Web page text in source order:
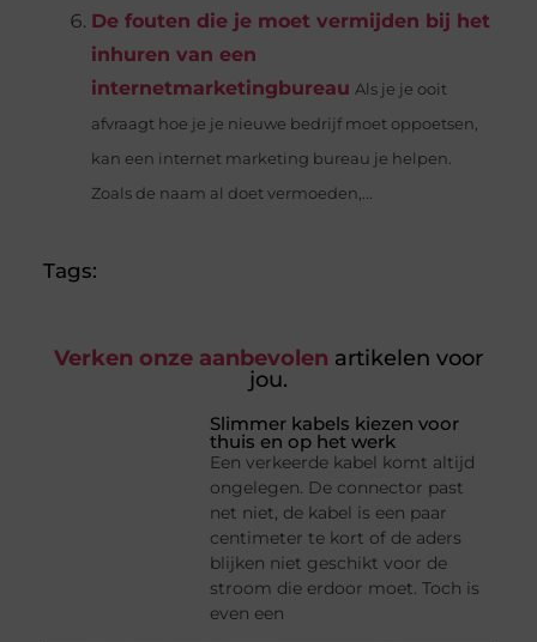
De fouten die je moet vermijden bij het
inhuren van een
internetmarketingbureau Als je je ooit
afvraagt ​​hoe je je nieuwe bedrijf moet oppoetsen,
kan een internet marketing bureau je helpen.
Zoals de naam al doet vermoeden,...
Tags:
Verken onze aanbevolen artikelen voor
jou.
Slimmer kabels kiezen voor
thuis en op het werk
Een verkeerde kabel komt altijd
ongelegen. De connector past
net niet, de kabel is een paar
centimeter te kort of de aders
blijken niet geschikt voor de
stroom die erdoor moet. Toch is
even een